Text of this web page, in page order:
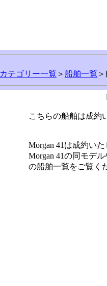
カテゴリー一覧 ＞ 船舶一覧
こちらの船舶は成約
Morgan 41は成約い
Morgan 41の同モデ
の船舶一覧をご覧く